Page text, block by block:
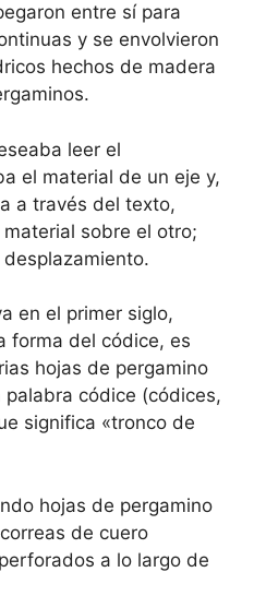
entre sí para
y se envolvieron
hechos de madera
leer el
el material de un eje y,
a través del texto,
sobre el otro;
en el primer siglo,
forma del códice, es
hojas de pergamino
códice (códices,
significa «tronco de
hojas de pergamino
de cuero
a lo largo de